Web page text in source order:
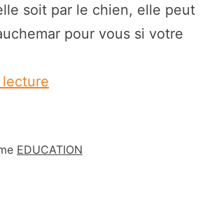
soit par le chien, elle peut
pour vous si votre
lecture
en
EDUCATION